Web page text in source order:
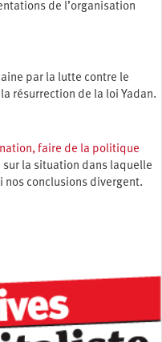
de l’organisation
par la lutte contre le
résurrection de la loi Yadan.
faire de la politique
sur la situation dans laquelle
nos conclusions divergent.